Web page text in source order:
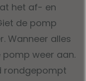
het af- en
de pomp
Wanneer alles
weer aan.
rondgepompt